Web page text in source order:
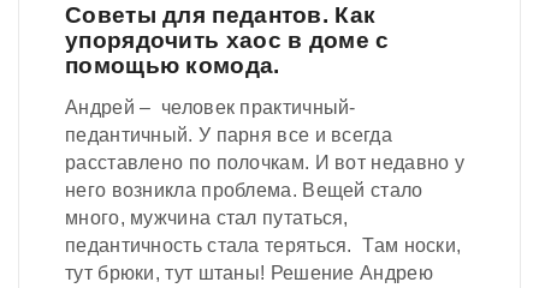
Советы для педантов. Как
упорядочить хаос в доме с
помощью комода.
Андрей – человек практичный-
педантичный. У парня все и всегда
расставлено по полочкам. И вот недавно у
него возникла проблема. Вещей стало
много, мужчина стал путаться,
педантичность стала теряться. Там носки,
тут брюки, тут штаны! Решение Андрею